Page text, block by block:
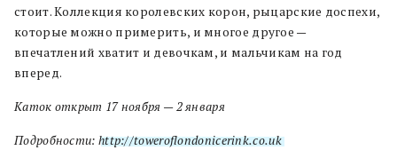
стоит. Коллекция королевских корон, рыцарские доспехи,
которые можно примерить, и многое другое —
впечатлений хватит и девочкам, и мальчикам на год
вперед.
Каток открыт 17 ноября — 2 января
Подробности: http://toweroflondonicerink.co.uk